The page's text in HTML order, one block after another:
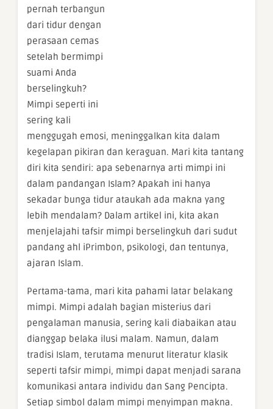
pernah terbangun
dari tidur dengan
perasaan cemas
setelah bermimpi
suami Anda
berselingkuh?
Mimpi seperti ini
sering kali
menggugah emosi, meninggalkan kita dalam
kegelapan pikiran dan keraguan. Mari kita tantang
diri kita sendiri: apa sebenarnya arti mimpi ini
dalam pandangan Islam? Apakah ini hanya
sekadar bunga tidur ataukah ada makna yang
lebih mendalam? Dalam artikel ini, kita akan
menjelajahi tafsir mimpi berselingkuh dari sudut
pandang ahl iPrimbon, psikologi, dan tentunya,
ajaran Islam.
Pertama-tama, mari kita pahami latar belakang
mimpi. Mimpi adalah bagian misterius dari
pengalaman manusia, sering kali diabaikan atau
dianggap belaka ilusi malam. Namun, dalam
tradisi Islam, terutama menurut literatur klasik
seperti tafsir mimpi, mimpi dapat menjadi sarana
komunikasi antara individu dan Sang Pencipta.
Setiap simbol dalam mimpi menyimpan makna.